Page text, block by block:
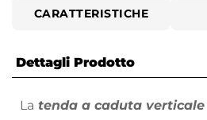
CARATTERISTICHE
Dettagli Prodotto
La tenda a caduta verticale